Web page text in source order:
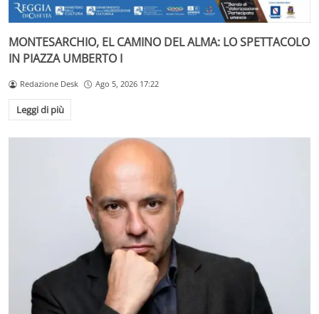
MONTESARCHIO, EL CAMINO DEL ALMA: LO SPETTACOLO
IN PIAZZA UMBERTO I
Redazione Desk Ago 5, 2026 17:22
Leggi di più